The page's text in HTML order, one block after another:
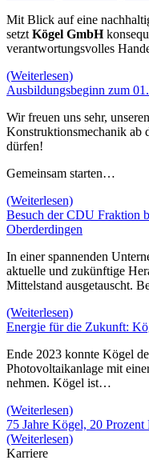
Mit Blick auf eine
setzt Kögel GmbH
verantwortungsvolles
(Weiterlesen)
Ausbildungsbeginn zum
Wir freuen uns sehr,
Konstruktionsmechanik ab
dürfen!
Gemeinsam starten…
(Weiterlesen)
Besuch der CDU Fraktion
Oberderdingen
In einer spannenden
aktuelle und zukünftige
Mittelstand ausgetauscht.
(Weiterlesen)
Energie für die Zukunft:
Ende 2023 konnte Kögel
Photovoltaikanlage mit
nehmen. Kögel ist…
(Weiterlesen)
75 Jahre Kögel, 20
(Weiterlesen)
Karriere